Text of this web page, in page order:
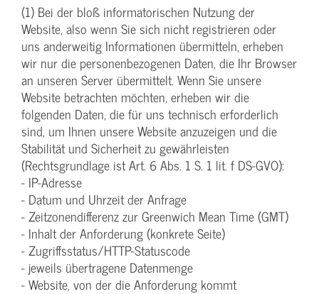
(1) Bei der bloß informatorischen Nutzung der
Website, also wenn Sie sich nicht registrieren oder
uns anderweitig Informationen übermitteln, erheben
wir nur die personenbezogenen Daten, die Ihr Browser
an unseren Server übermittelt. Wenn Sie unsere
Website betrachten möchten, erheben wir die
folgenden Daten, die für uns technisch erforderlich
sind, um Ihnen unsere Website anzuzeigen und die
Stabilität und Sicherheit zu gewährleisten
(Rechtsgrundlage ist Art. 6 Abs. 1 S. 1 lit. f DS-GVO):
- IP-Adresse
- Datum und Uhrzeit der Anfrage
- Zeitzonendifferenz zur Greenwich Mean Time (GMT)
- Inhalt der Anforderung (konkrete Seite)
- Zugriffsstatus/HTTP-Statuscode
- jeweils übertragene Datenmenge
- Website, von der die Anforderung kommt